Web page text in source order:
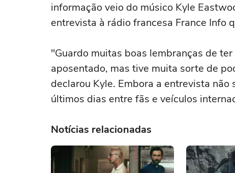
informação veio do músico Kyle
entrevista à rádio francesa France Info
"Guardo muitas boas lembranças de
aposentado, mas tive muita sorte de
declarou Kyle. Embora a entrevista
últimos dias entre fãs e veículos
Notícias relacionadas